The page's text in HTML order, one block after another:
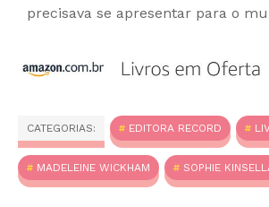
precisava se apresentar para o
CATEGORIAS: EDITORA RECORD
MADELEINE WICKHAM SOPHIE